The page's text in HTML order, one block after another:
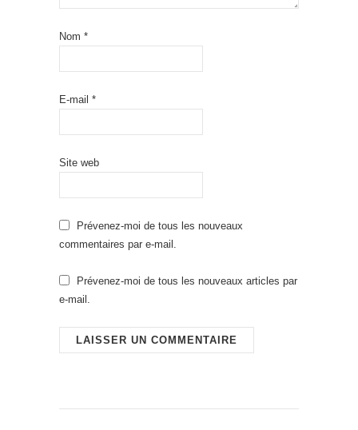
Nom *
E-mail *
Site web
Prévenez-moi de tous les nouveaux
commentaires par e-mail.
Prévenez-moi de tous les nouveaux articles par
e-mail.